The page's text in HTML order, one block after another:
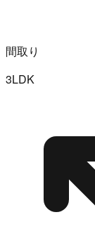
間取り
3LDK